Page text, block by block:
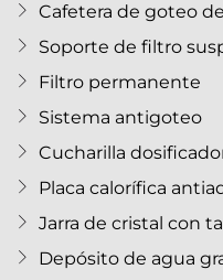
Cafetera de goteo
Soporte de filtro
Filtro permanente
Sistema antigoteo
Cucharilla
Placa calorífica
Jarra de cristal con
Depósito de agua